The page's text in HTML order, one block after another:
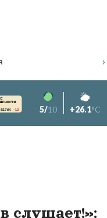
›
82.76% -1.2 5/10 +26.1°C
слушает!»: